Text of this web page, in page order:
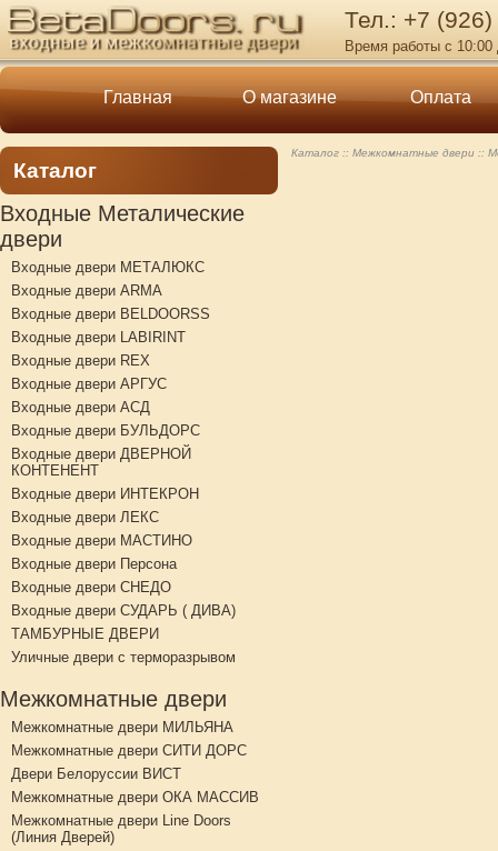
Тел.: +7
Время работы с 10:00
Главная О магазине Оплата
Каталог
Входные Металические
двери
Входные двери МЕТАЛЮКС
Входные двери ARMA
Входные двери BELDOORSS
Входные двери LABIRINT
Входные двери REX
Входные двери АРГУС
Входные двери АСД
Входные двери БУЛЬДОРС
Входные двери ДВЕРНОЙ
КОНТЕНЕНТ
Входные двери ИНТЕКРОН
Входные двери ЛЕКС
Входные двери МАСТИНО
Входные двери Персона
Входные двери СНЕДО
Входные двери СУДАРЬ ( ДИВА)
ТАМБУРНЫЕ ДВЕРИ
Уличные двери с терморазрывом
Межкомнатные двери
Межкомнатные двери МИЛЬЯНА
Межкомнатные двери СИТИ ДОРС
Двери Белоруссии ВИСТ
Межкомнатные двери ОКА МАССИВ
Межкомнатные двери Line Doors
(Линия Дверей)
Каталог Межкомнатные двери